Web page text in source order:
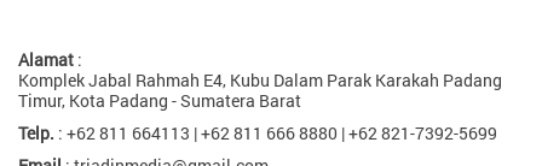
Alamat :
Komplek Jabal Rahmah E4, Kubu Dalam Parak Karakah Padang
Timur, Kota Padang - Sumatera Barat
Telp. : +62 811 664113 | +62 811 666 8880 | +62 821-7392-5699